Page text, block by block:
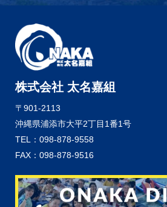
株式会社 太名嘉組
〒901-2113
沖縄県浦添市大平2丁目1番1号
TEL：098-878-9558
FAX：098-878-9516